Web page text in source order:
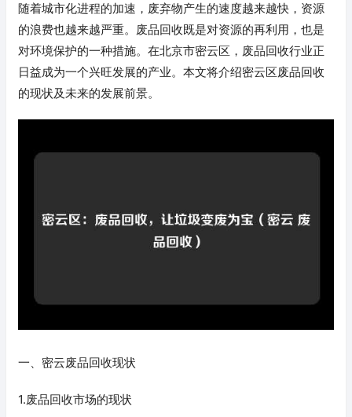
随着城市化进程的加速，废弃物产生的速度越来越快，资源
的浪费也越来越严重。废品回收既是对资源的再利用，也是
对环境保护的一种措施。在北京市密云区，废品回收行业正
日益成为一个兴旺发展的产业。本文将介绍密云区废品回收
的现状及未来的发展前景。
一、密云废品回收现状
1.废品回收市场的现状